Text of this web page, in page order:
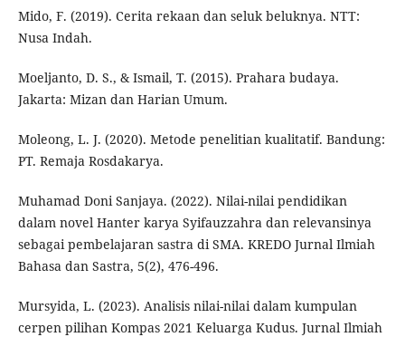
Mido, F. (2019). Cerita rekaan dan seluk beluknya. NTT:
Nusa Indah.
Moeljanto, D. S., & Ismail, T. (2015). Prahara budaya.
Jakarta: Mizan dan Harian Umum.
Moleong, L. J. (2020). Metode penelitian kualitatif. Bandung:
PT. Remaja Rosdakarya.
Muhamad Doni Sanjaya. (2022). Nilai-nilai pendidikan
dalam novel Hanter karya Syifauzzahra dan relevansinya
sebagai pembelajaran sastra di SMA. KREDO Jurnal Ilmiah
Bahasa dan Sastra, 5(2), 476-496.
Mursyida, L. (2023). Analisis nilai-nilai dalam kumpulan
cerpen pilihan Kompas 2021 Keluarga Kudus. Jurnal Ilmiah